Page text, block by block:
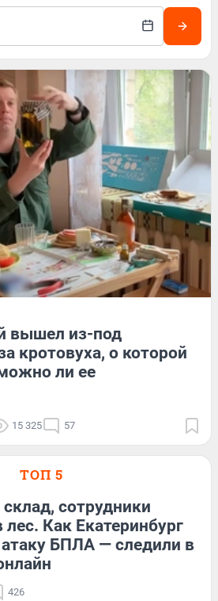
вышел из-под
кротовуха, о которой
ли ее
15 325 57
ТОП 5
сотрудники
лес. Как Екатеринбург
БПЛА — следили в
426